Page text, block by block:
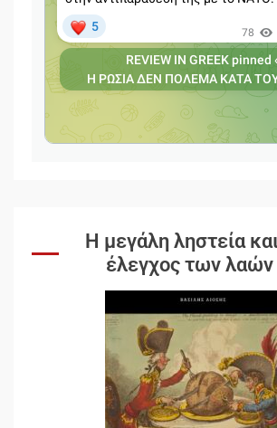
Η μεγάλη ληστεία
έλεγχος των λαών